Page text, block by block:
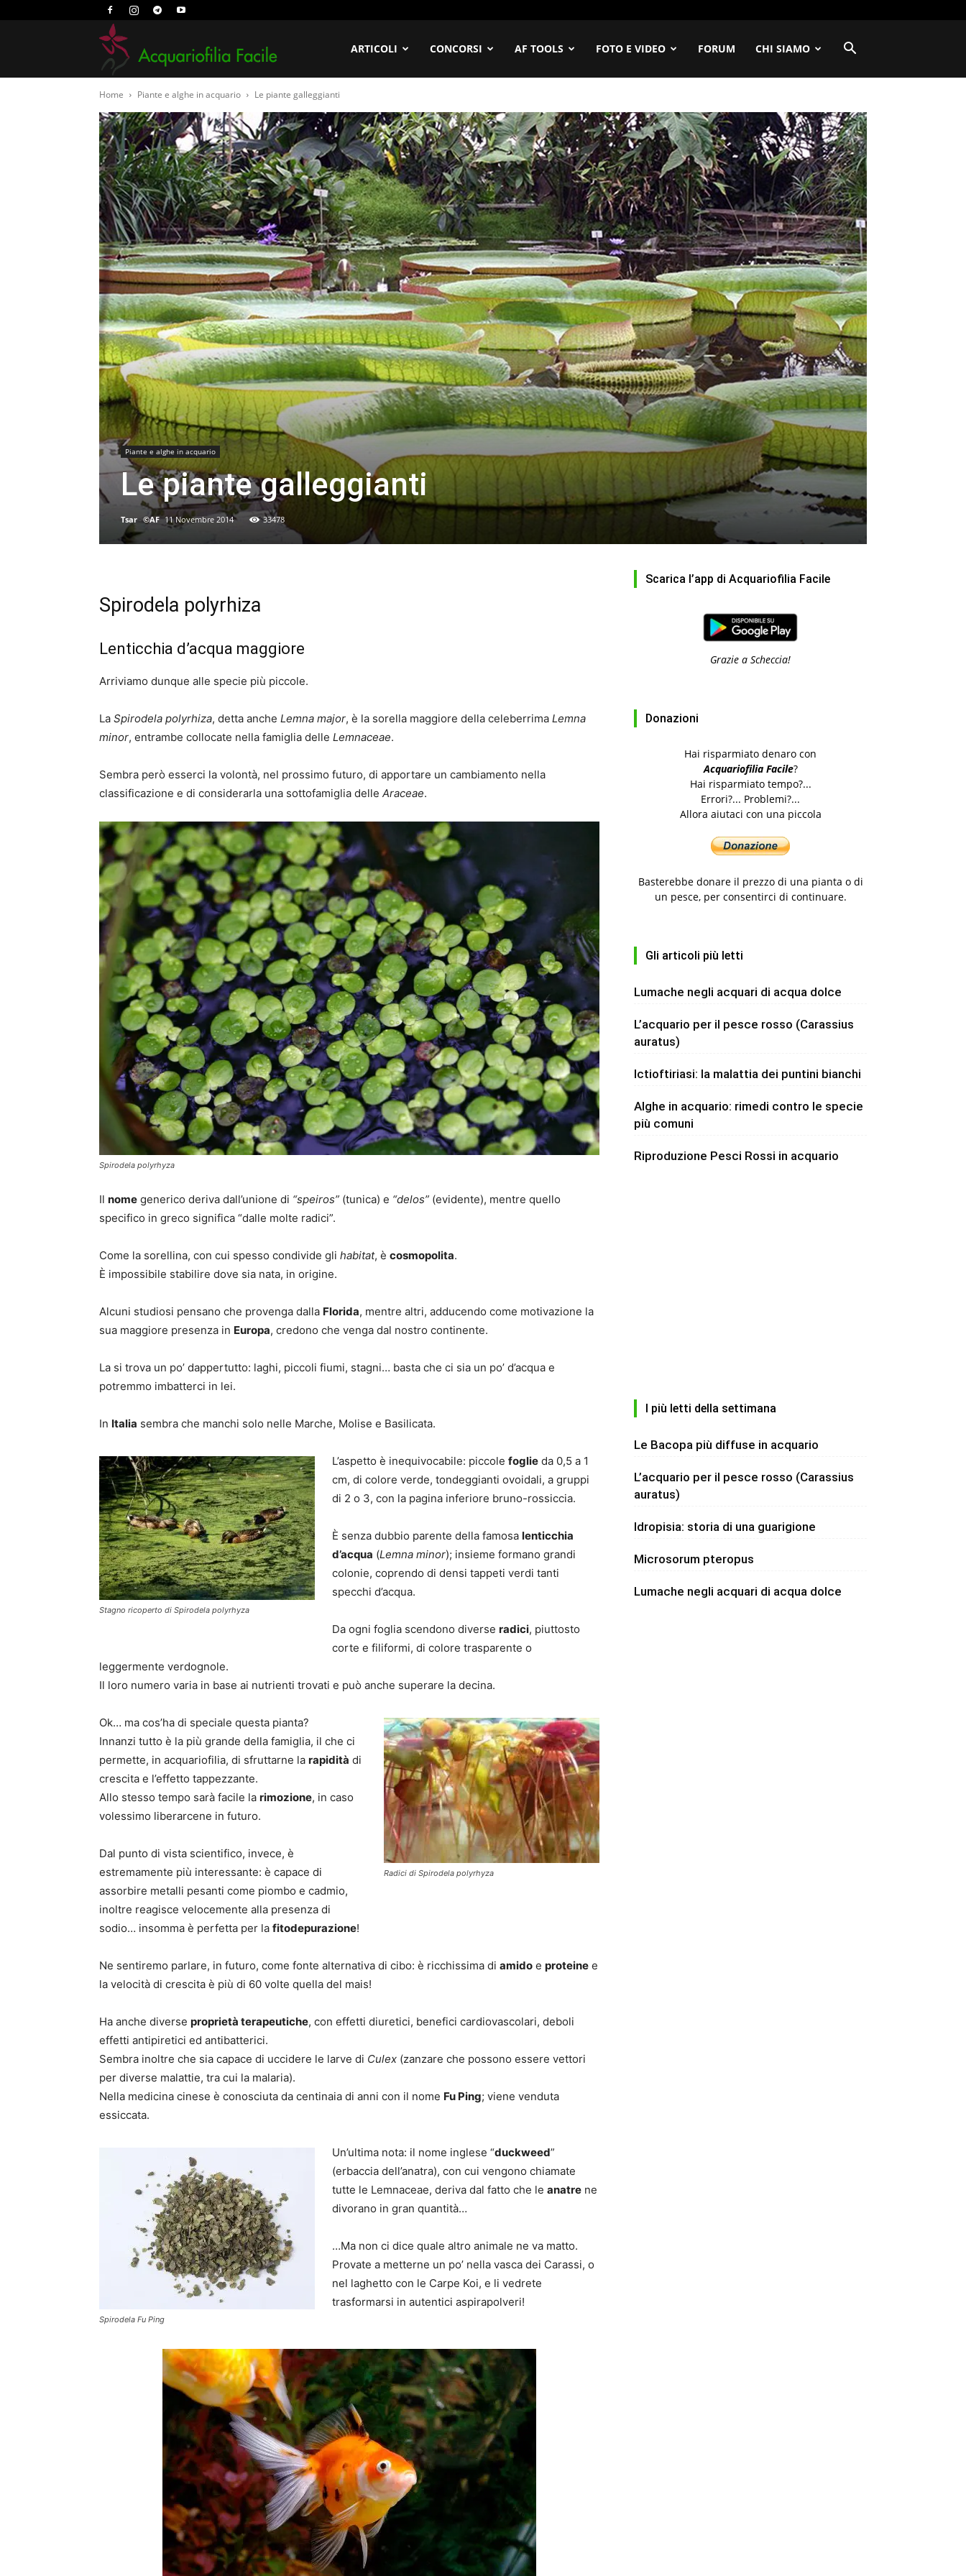
ARTICOLI CONCORSI AF TOOLS FOTO E VIDEO FORUM CHI SIAMO
Home Piante e alghe in acquario Le piante galleggianti
Piante e alghe in acquario
Le piante galleggianti
Tsar-©AF 11 Novembre 2014 33478
Spirodela polyrhiza
Lenticchia d’acqua maggiore
Arriviamo dunque alle specie più piccole.
La Spirodela polyrhiza, detta anche Lemna major, è la sorella maggiore della celeberrima Lemna
minor, entrambe collocate nella famiglia delle Lemnaceae.
Sembra però esserci la volontà, nel prossimo futuro, di apportare un cambiamento nella
classificazione e di considerarla una sottofamiglia delle Araceae.
Spirodela polyrhyza
Il nome generico deriva dall’unione di “speiros” (tunica) e “delos” (evidente), mentre quello
specifico in greco significa “dalle molte radici”.
Come la sorellina, con cui spesso condivide gli habitat, è cosmopolita.
È impossibile stabilire dove sia nata, in origine.
Alcuni studiosi pensano che provenga dalla Florida, mentre altri, adducendo come motivazione la
sua maggiore presenza in Europa, credono che venga dal nostro continente.
La si trova un po’ dappertutto: laghi, piccoli fiumi, stagni… basta che ci sia un po’ d’acqua e
potremmo imbatterci in lei.
In Italia sembra che manchi solo nelle Marche, Molise e Basilicata.
Stagno ricoperto di Spirodela polyrhyza
L’aspetto è inequivocabile: piccole foglie da 0,5 a 1
cm, di colore verde, tondeggianti ovoidali, a gruppi
di 2 o 3, con la pagina inferiore bruno-rossiccia.
È senza dubbio parente della famosa lenticchia
d’acqua (Lemna minor); insieme formano grandi
colonie, coprendo di densi tappeti verdi tanti
specchi d’acqua.
Da ogni foglia scendono diverse radici, piuttosto
corte e filiformi, di colore trasparente o
leggermente verdognole.
Il loro numero varia in base ai nutrienti trovati e può anche superare la decina.
Radici di Spirodela polyrhyza
Ok… ma cos’ha di speciale questa pianta?
Innanzi tutto è la più grande della famiglia, il che ci
permette, in acquariofilia, di sfruttarne la rapidità di
crescita e l’effetto tappezzante.
Allo stesso tempo sarà facile la rimozione, in caso
volessimo liberarcene in futuro.
Dal punto di vista scientifico, invece, è
estremamente più interessante: è capace di
assorbire metalli pesanti come piombo e cadmio,
inoltre reagisce velocemente alla presenza di
sodio… insomma è perfetta per la fitodepurazione!
Ne sentiremo parlare, in futuro, come fonte alternativa di cibo: è ricchissima di amido e proteine e
la velocità di crescita è più di 60 volte quella del mais!
Ha anche diverse proprietà terapeutiche, con effetti diuretici, benefici cardiovascolari, deboli
effetti antipiretici ed antibatterici.
Sembra inoltre che sia capace di uccidere le larve di Culex (zanzare che possono essere vettori
per diverse malattie, tra cui la malaria).
Nella medicina cinese è conosciuta da centinaia di anni con il nome Fu Ping; viene venduta
essiccata.
Spirodela Fu Ping
Un’ultima nota: il nome inglese “duckweed”
(erbaccia dell’anatra), con cui vengono chiamate
tutte le Lemnaceae, deriva dal fatto che le anatre ne
divorano in gran quantità…
…Ma non ci dice quale altro animale ne va matto.
Provate a metterne un po’ nella vasca dei Carassi, o
nel laghetto con le Carpe Koi, e li vedrete
trasformarsi in autentici aspirapolveri!
Scarica l’app di Acquariofilia Facile
Grazie a Scheccia!
Donazioni
Hai risparmiato denaro con
Acquariofilia Facile?
Hai risparmiato tempo?...
Errori?... Problemi?...
Allora aiutaci con una piccola
Basterebbe donare il prezzo di una pianta o di
un pesce, per consentirci di continuare.
Gli articoli più letti
Lumache negli acquari di acqua dolce
L’acquario per il pesce rosso (Carassius
auratus)
Ictioftiriasi: la malattia dei puntini bianchi
Alghe in acquario: rimedi contro le specie
più comuni
Riproduzione Pesci Rossi in acquario
I più letti della settimana
Le Bacopa più diffuse in acquario
L’acquario per il pesce rosso (Carassius
auratus)
Idropisia: storia di una guarigione
Microsorum pteropus
Lumache negli acquari di acqua dolce